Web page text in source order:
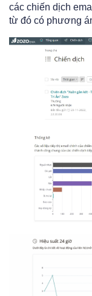
các chiến dịch
từ đó có phương